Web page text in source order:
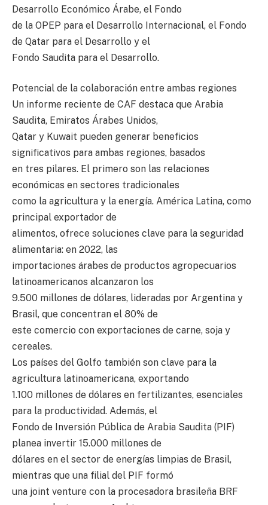
Desarrollo Económico Árabe, el Fondo
de la OPEP para el Desarrollo Internacional, el Fondo
de Qatar para el Desarrollo y el
Fondo Saudita para el Desarrollo.
Potencial de la colaboración entre ambas regiones
Un informe reciente de CAF destaca que Arabia
Saudita, Emiratos Árabes Unidos,
Qatar y Kuwait pueden generar beneficios
significativos para ambas regiones, basados
en tres pilares. El primero son las relaciones
económicas en sectores tradicionales
como la agricultura y la energía. América Latina, como
principal exportador de
alimentos, ofrece soluciones clave para la seguridad
alimentaria: en 2022, las
importaciones árabes de productos agropecuarios
latinoamericanos alcanzaron los
9.500 millones de dólares, lideradas por Argentina y
Brasil, que concentran el 80% de
este comercio con exportaciones de carne, soja y
cereales.
Los países del Golfo también son clave para la
agricultura latinoamericana, exportando
1.100 millones de dólares en fertilizantes, esenciales
para la productividad. Además, el
Fondo de Inversión Pública de Arabia Saudita (PIF)
planea invertir 15.000 millones de
dólares en el sector de energías limpias de Brasil,
mientras que una filial del PIF formó
una joint venture con la procesadora brasileña BRF